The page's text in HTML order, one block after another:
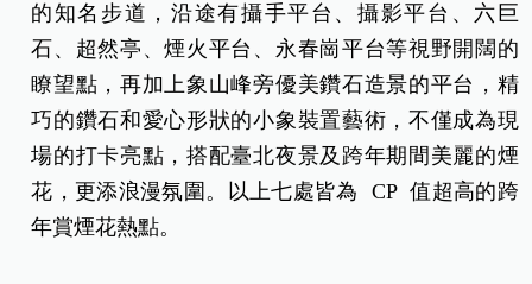
的知名步道，沿途有攝手平台、攝影平台、六巨
石、超然亭、煙火平台、永春崗平台等視野開闊的
瞭望點，再加上象山峰旁優美鑽石造景的平台，精
巧的鑽石和愛心形狀的小象裝置藝術，不僅成為現
場的打卡亮點，搭配臺北夜景及跨年期間美麗的煙
花，更添浪漫氛圍。以上七處皆為 CP 值超高的跨
年賞煙花熱點。